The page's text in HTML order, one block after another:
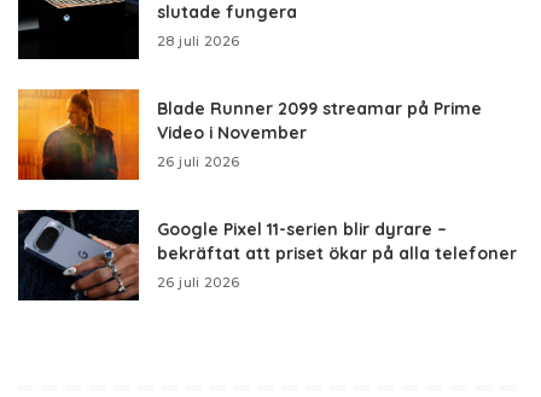
slutade fungera
28 juli 2026
Blade Runner 2099 streamar på Prime
Video i November
26 juli 2026
Google Pixel 11-serien blir dyrare –
bekräftat att priset ökar på alla telefoner
26 juli 2026